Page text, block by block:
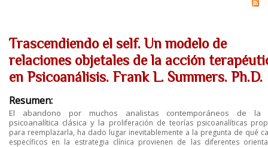
Trascendiendo el self. Un modelo de
relaciones objetales de la acción
en Psicoanálisis. Frank L. Summers. Ph.D.
Resumen:
El abandono por muchos analistas contemporáneos de la
psicoanalítica clásica y la proliferación de teorías psicoanalíticas
para reemplazarla, ha dado lugar inevitablemente a la pregunta de qué
específicos en la estrategia clínica provienen de las diferentes